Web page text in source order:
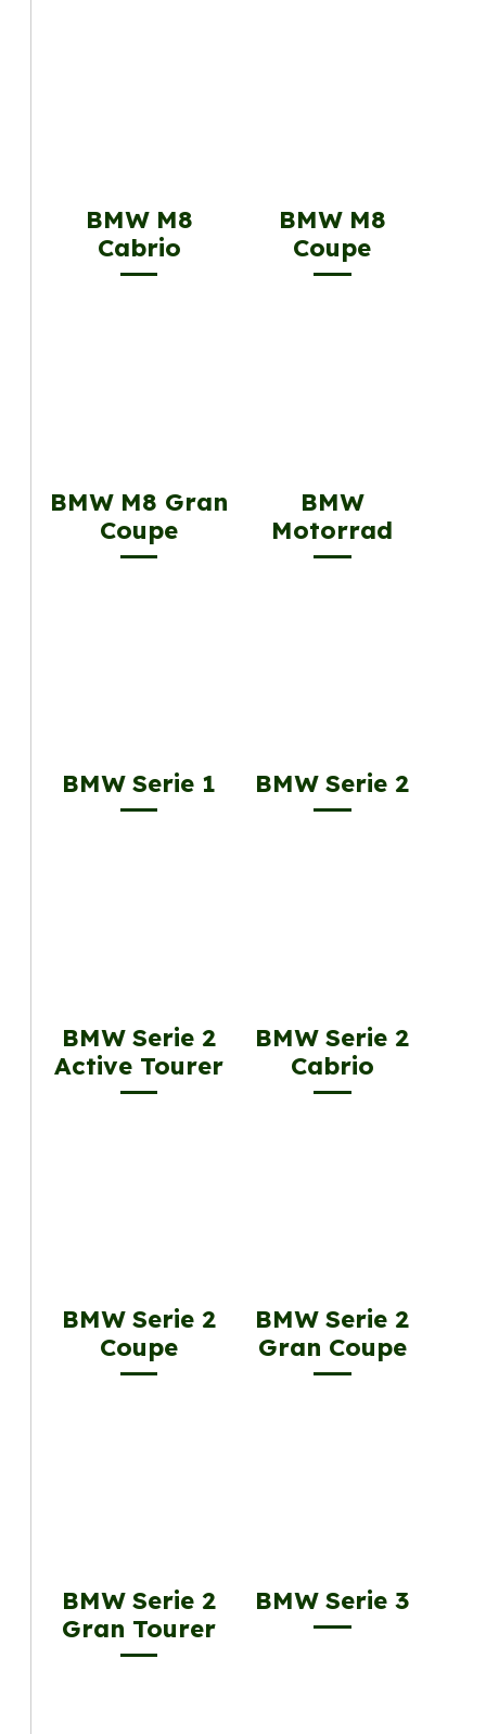
BMW M8
Cabrio
BMW M8
Coupe
BMW M8 Gran
Coupe
BMW
Motorrad
BMW Serie 1 BMW Serie 2
BMW Serie 2
Active Tourer
BMW Serie 2
Cabrio
BMW Serie 2
Coupe
BMW Serie 2
Gran Coupe
BMW Serie 2
Gran Tourer
BMW Serie 3